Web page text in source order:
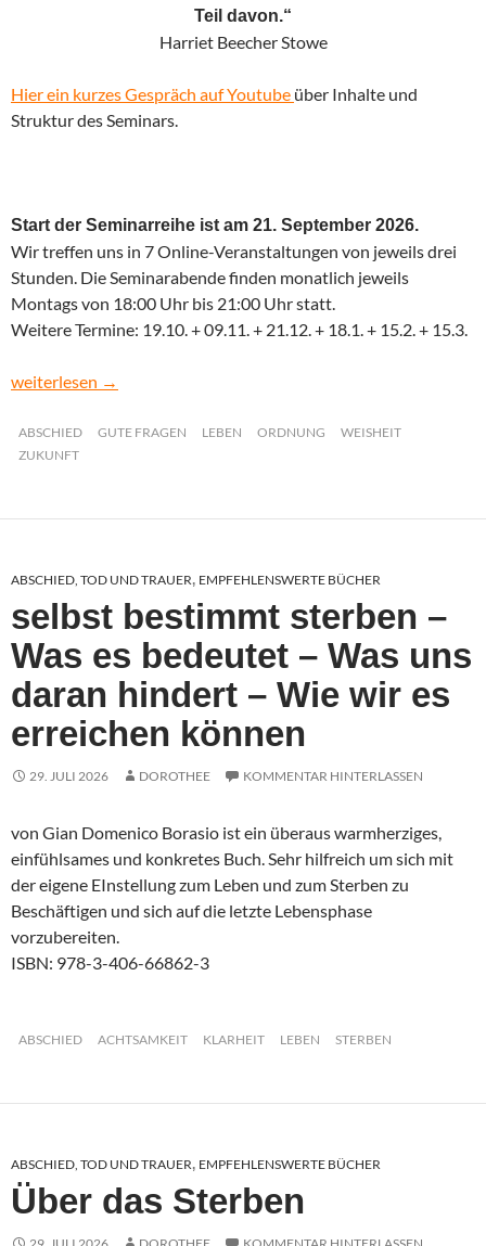
Teil davon.“
Harriet Beecher Stowe
Hier ein kurzes Gespräch auf Youtube über Inhalte und
Struktur des Seminars.
Start der Seminarreihe ist am 21. September 2026.
Wir treffen uns in 7 Online-Veranstaltungen von jeweils drei
Stunden. Die Seminarabende finden monatlich jeweils
Montags von 18:00 Uhr bis 21:00 Uhr statt.
Weitere Termine: 19.10. + 09.11. + 21.12. + 18.1. + 15.2. + 15.3.
Das Leben aufräumen – Gut vorbereitet sterben
weiterlesen →
ABSCHIED GUTE FRAGEN LEBEN ORDNUNG
WEISHEIT
ZUKUNFT
ABSCHIED, TOD UND TRAUER, EMPFEHLENSWERTE BÜCHER
selbst bestimmt sterben –
Was es bedeutet – Was uns
daran hindert – Wie wir es
erreichen können
29. JULI 2026 DOROTHEE KOMMENTAR HINTERLASSEN
von Gian Domenico Borasio ist ein überaus warmherziges,
einfühlsames und konkretes Buch. Sehr hilfreich um sich mit
der eigene EInstellung zum Leben und zum Sterben zu
Beschäftigen und sich auf die letzte Lebensphase
vorzubereiten.
ISBN: 978-3-406-66862-3
ABSCHIED ACHTSAMKEIT KLARHEIT LEBEN STERBEN
ABSCHIED, TOD UND TRAUER, EMPFEHLENSWERTE BÜCHER
Über das Sterben